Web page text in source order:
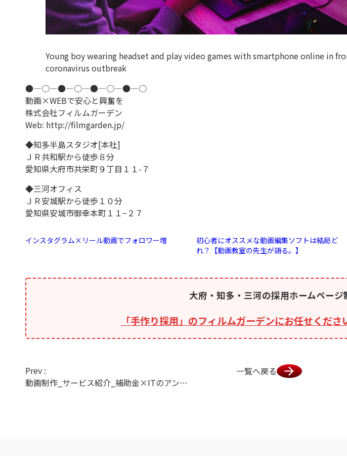
Young boy wearing headset and play video games with smartphone online in
coronavirus outbreak
●―○―●―○―●―○―●―○
動画×WEBで安心と興奮を
株式会社フィルムガーデン
Web: http://filmgarden.jp/
◆知多半島スタジオ[本社]
ＪＲ共和駅から徒歩８分
愛知県大府市共栄町９丁目１１-７
◆三河オフィス
ＪＲ安城駅から徒歩１０分
愛知県安城市御幸本町１１−２７
インスタグラム×リール動画でフォロワー増
初心者にオススメな動画編集ソフトは結局ど
れ？【動画教室の先生が語る。】
大府・知多・三河の採用ホームページ
「手作り採用」のフィルムガーデンにお任せくだ
Prev :
動画制作_サービス紹介_補助金×ITのアンフィニグロウさま(名古屋)
一覧へ戻る